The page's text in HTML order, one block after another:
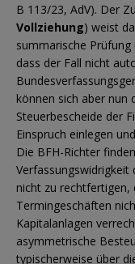
B 113/23, AdV). Der
Vollziehung) weist
summarische
dass der Fall nicht
können sich aber nun
Steuerbescheide der
Einspruch einlegen
Die BFH-Richter
Verfassungswidrigkeit
nicht zu rechtfertigen,
Termingeschäften
Kapitalanlagen
asymmetrische
typischerweise über